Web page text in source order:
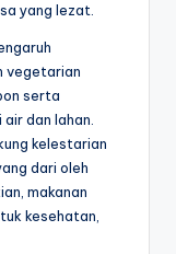
yang lezat.
vegetarian
serta
dan lahan.
kelestarian
dari oleh
makanan
kesehatan,